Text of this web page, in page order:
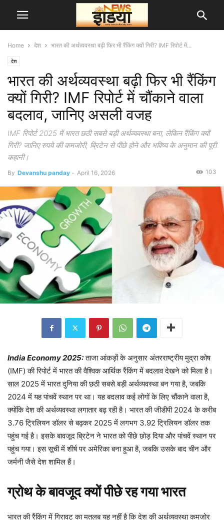
Home देश भारत की अर्थव्यवस्था बढ़ी फिर भी रैंकिंग क्यों गिरी? IMF रिपोर्ट में...
देश
भारत की अर्थव्यवस्था बढ़ी फिर भी रैंकिंग
क्यों गिरी? IMF रिपोर्ट में चौंकाने वाला
बदलाव, जानिए असली वजह
IMF रिपोर्ट 2025 में भारत छठी सबसे बड़ी अर्थव्यवस्था बना, लेकिन रैंकिंग क्यों
गिरी? जानिए रुपये की कमजोरी, ब्रिटेन से पीछे होने और भविष्य के अनुमान की पूरी
कहानी।
By Devanshu panday - April 16, 2026 103
India Economy 2025:ताजा आंकड़ों के अनुसार अंतरराष्ट्रीय मुद्रा कोष
(IMF) की रिपोर्ट में भारत की वैश्विक आर्थिक रैंकिंग में बदलाव देखने को मिला है।
साल 2025 में भारत दुनिया की छठी सबसे बड़ी अर्थव्यवस्था बन गया है, जबकि
2024 में यह पांचवें स्थान पर था। यह बदलाव कई लोगों के लिए चौंकाने वाला है,
क्योंकि देश की अर्थव्यवस्था लगातार बढ़ रही है। भारत की जीडीपी 2024 के करीब
3.76 ट्रिलियन डॉलर से बढ़कर 2025 में लगभग 3.92 ट्रिलियन डॉलर तक
पहुंच गई है। इसके बावजूद ब्रिटेन ने भारत को पीछे छोड़ दिया और पांचवें स्थान पर
पहुंच गया। इस सूची में शीर्ष पर अमेरिका बना हुआ है, जबकि उसके बाद चीन और
जर्मनी जैसे देश शामिल हैं।
ग्रोथ के बावजूद क्यों पीछे रह गया भारत
भारत की रैंकिंग में गिरावट का मतलब यह नहीं है कि देश की अर्थव्यवस्था कमजोर